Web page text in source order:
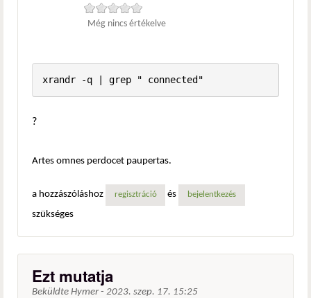
Még nincs értékelve
xrandr -q | grep " connected"
?
Artes omnes perdocet paupertas.
a hozzászóláshoz regisztráció és bejelentkezés
szükséges
Ezt mutatja
Beküldte Hymer- 2023. szep. 17. 15:25